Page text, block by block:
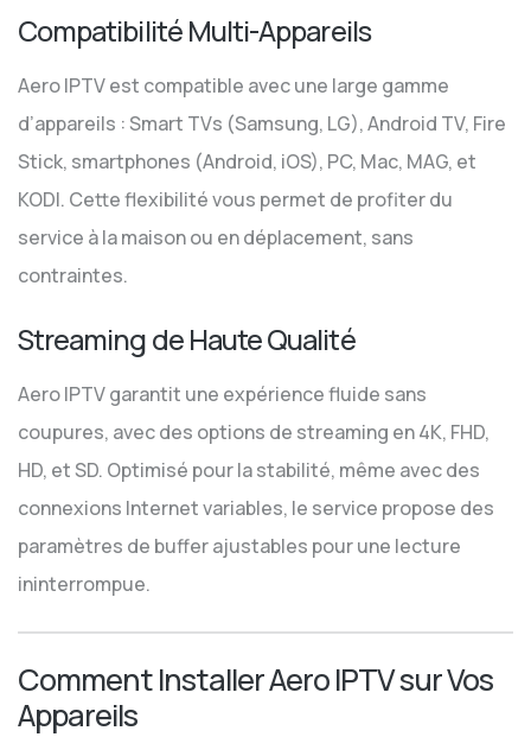
Compatibilité Multi-Appareils
Aero IPTV est compatible avec une large gamme
d’appareils : Smart TVs (Samsung, LG), Android TV, Fire
Stick, smartphones (Android, iOS), PC, Mac, MAG, et
KODI. Cette flexibilité vous permet de profiter du
service à la maison ou en déplacement, sans
contraintes.
Streaming de Haute Qualité
Aero IPTV garantit une expérience fluide sans
coupures, avec des options de streaming en 4K, FHD,
HD, et SD. Optimisé pour la stabilité, même avec des
connexions Internet variables, le service propose des
paramètres de buffer ajustables pour une lecture
ininterrompue.
Comment Installer Aero IPTV sur Vos
Appareils